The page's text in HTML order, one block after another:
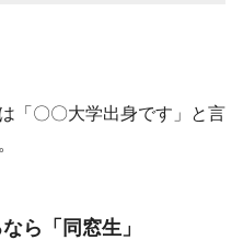
「〇〇大学出身です」と言
ら「同窓生」